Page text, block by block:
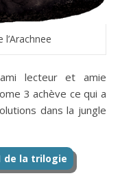
lecteur et amie
3 achève ce qui a
dans la jungle
de la trilogie